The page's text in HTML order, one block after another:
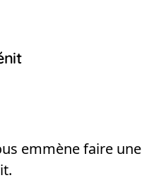
emmène faire une